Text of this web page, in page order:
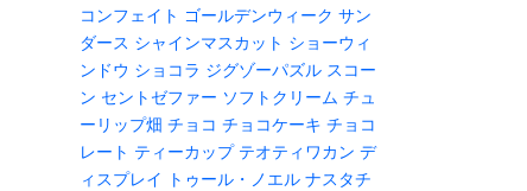
コンフェイト ゴールデンウィーク サン
ダース シャインマスカット ショーウィ
ンドウ ショコラ ジグゾーパズル スコー
ン セントゼファー ソフトクリーム チュ
ーリップ畑 チョコ チョコケーキ チョコ
レート ティーカップ テオティワカン デ
ィスプレイ トゥール・ノエル ナスタチ